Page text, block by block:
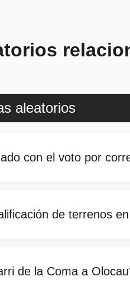
aleatorios
con el voto por
de terrenos
de la Coma a